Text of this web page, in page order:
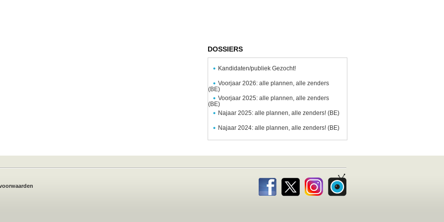
DOSSIERS
Kandidaten/publiek Gezocht!
Voorjaar 2026: alle plannen, alle zenders
(BE)
Voorjaar 2025: alle plannen, alle zenders
(BE)
Najaar 2025: alle plannen, alle zenders! (BE)
Najaar 2024: alle plannen, alle zenders! (BE)